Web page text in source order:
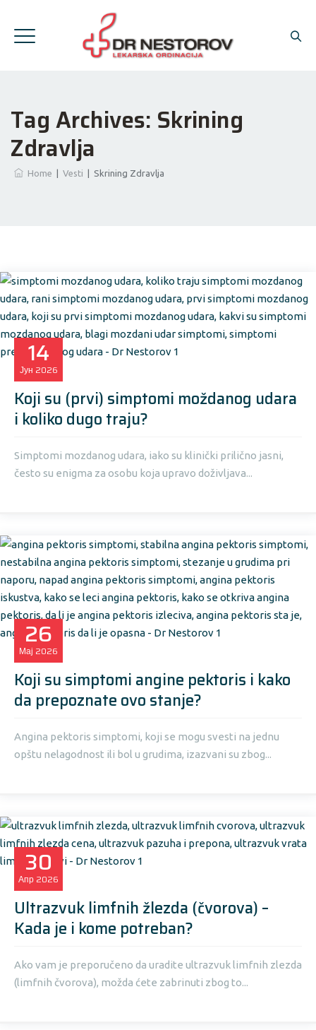
Tag Archives: Skrining
Zdravlja
Home Vesti Skrining Zdravlja
14
Јун 2026
Koji su (prvi) simptomi moždanog udara
i koliko dugo traju?
Simptomi mozdanog udara, iako su klinički prilično jasni,
često su enigma za osobu koja upravo doživljava...
26
Мај 2026
Koji su simptomi angine pektoris i kako
da prepoznate ovo stanje?
Angina pektoris simptomi, koji se mogu svesti na jednu
opštu nelagodnost ili bol u grudima, izazvani su zbog...
30
Апр 2026
Ultrazvuk limfnih žlezda (čvorova) –
Kada je i kome potreban?
Ako vam je preporučeno da uradite ultrazvuk limfnih zlezda
(limfnih čvorova), možda ćete zabrinuti zbog to...